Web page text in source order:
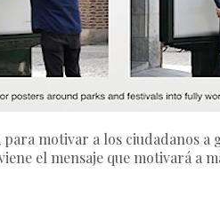
para motivar a los ciudadanos
el mensaje que motivará a